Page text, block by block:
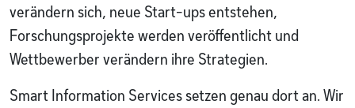
verändern sich, neue Start-ups entstehen,
Forschungsprojekte werden veröffentlicht und
Wettbewerber verändern ihre Strategien.
Smart Information Services setzen genau dort an. Wir